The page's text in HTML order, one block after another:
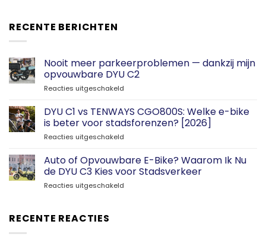
RECENTE BERICHTEN
Nooit meer parkeerproblemen — dankzij mijn
opvouwbare DYU C2
Reacties uitgeschakeld
meer
parkeerproblemen
—
opvouwbare
DYU
DYU C1 vs TENWAYS CGO800S: Welke e-bike
is beter voor stadsforenzen? [2026]
Reacties uitgeschakeld
C1
vs
TENWAYS
Auto of Opvouwbare E-Bike? Waarom Ik Nu
de DYU C3 Kies voor Stadsverkeer
Reacties uitgeschakeld
RECENTE REACTIES